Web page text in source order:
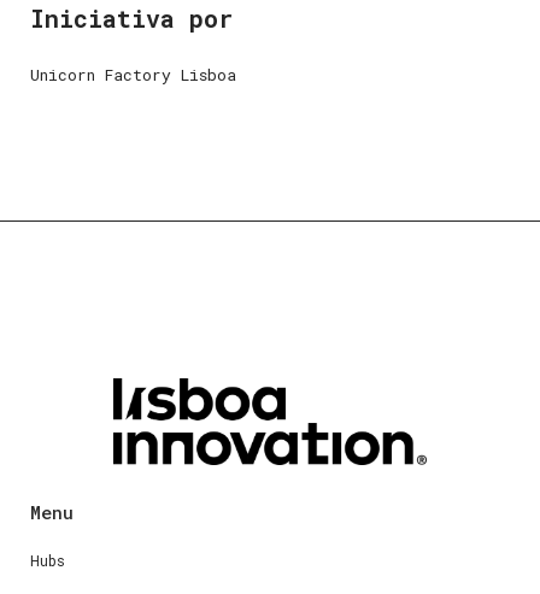
Iniciativa por
Unicorn Factory Lisboa
Menu
Hubs